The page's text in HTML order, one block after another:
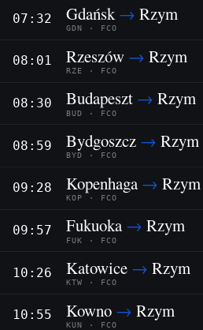
07:32 Gdańsk→ Rzym
GDN · FCO
08:01 Rzeszów → Rzym
RZE · FCO
08:30 Budapeszt → Rzym
BUD · FCO
08:59 Bydgoszcz → Rzym
BYD · FCO
09:28 Kopenhaga → Rzym
KOP · FCO
09:57 Fukuoka → Rzym
FUK · FCO
10:26 Katowice → Rzym
KTW · FCO
10:55 Kowno → Rzym
KUN · FCO